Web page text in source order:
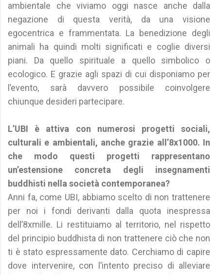
ambientale che viviamo oggi nasce anche dalla
negazione di questa verità, da una visione
egocentrica e frammentata. La benedizione degli
animali ha quindi molti significati e coglie diversi
piani. Da quello spirituale a quello simbolico o
ecologico. E grazie agli spazi di cui disponiamo per
l’evento, sarà davvero possibile coinvolgere
chiunque desideri partecipare.
L’UBI è attiva con numerosi progetti sociali,
culturali e ambientali, anche grazie all’8x1000. In
che modo questi progetti rappresentano
un’estensione concreta degli insegnamenti
buddhisti nella società contemporanea?
Anni fa, come UBI, abbiamo scelto di non trattenere
per noi i fondi derivanti dalla quota inespressa
dell’8xmille. Li restituiamo al territorio, nel rispetto
del principio buddhista di non trattenere ciò che non
ti è stato espressamente dato. Cerchiamo di capire
dove intervenire, con l’intento preciso di alleviare